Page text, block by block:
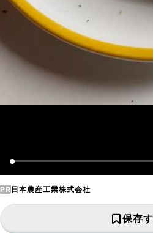
PR 日本農産工業株式会社
保存